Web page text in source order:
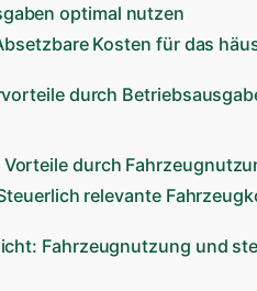
optimal nutzen
Kosten für das
durch
Vorteile durch
relevante
Fahrzeugnutzung und